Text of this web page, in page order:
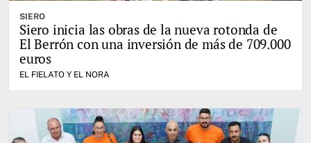
SIERO
Siero inicia las obras de la nueva rotonda de
El Berrón con una inversión de más de 709.000
euros
EL FIELATO Y EL NORA